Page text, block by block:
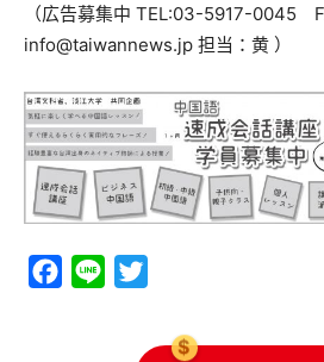
（広告募集中 TEL:03-5917-0045
info@taiwannews.jp 担当：黄 ）
Facebook
Line